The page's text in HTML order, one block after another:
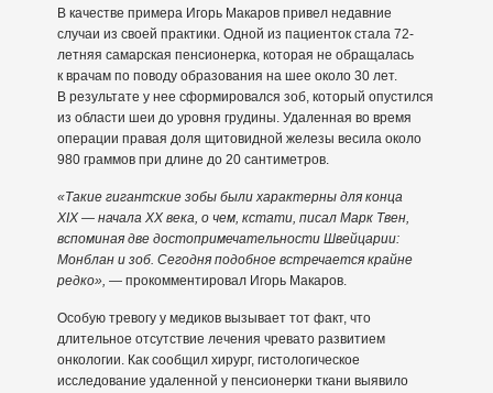
В качестве примера Игорь Макаров привел недавние
случаи из своей практики. Одной из пациенток стала 72-
летняя самарская пенсионерка, которая не обращалась
к врачам по поводу образования на шее около 30 лет.
В результате у нее сформировался зоб, который опустился
из области шеи до уровня грудины. Удаленная во время
операции правая доля щитовидной железы весила около
980 граммов при длине до 20 сантиметров.
«Такие гигантские зобы были характерны для конца
XIX — начала XX века, о чем, кстати, писал Марк Твен,
вспоминая две достопримечательности Швейцарии:
Монблан и зоб. Сегодня подобное встречается крайне
редко», — прокомментировал Игорь Макаров.
Особую тревогу у медиков вызывает тот факт, что
длительное отсутствие лечения чревато развитием
онкологии. Как сообщил хирург, гистологическое
исследование удаленной у пенсионерки ткани выявило